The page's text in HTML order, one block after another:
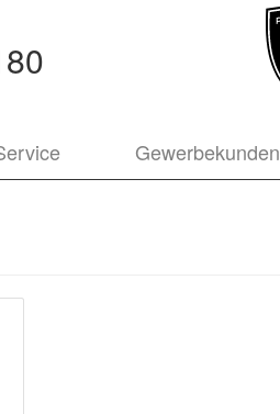
Gewerbekunden